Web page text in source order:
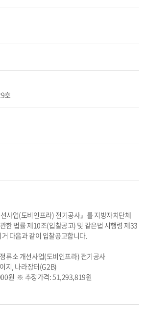
호
사업(도비인프라) 전기공사』를 지방자치단체
한 법률 제10조(입찰공고) 및 같은법 시행령 제33
다음과 같이 입찰공고합니다.
류소 개선사업(도비인프라) 전기공사
지, 나라장터(G2B)
원 ※ 추정가격: 51,293,819원